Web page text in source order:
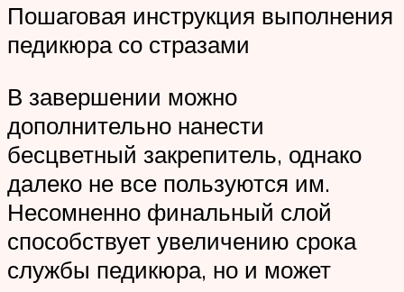
Пошаговая инструкция выполнения
педикюра со стразами
В завершении можно
дополнительно нанести
бесцветный закрепитель, однако
далеко не все пользуются им.
Несомненно финальный слой
способствует увеличению срока
службы педикюра, но и может